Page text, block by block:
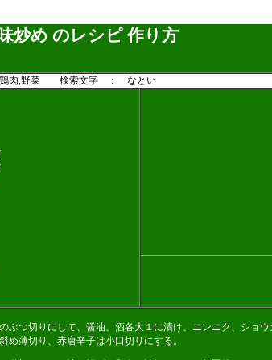
炒め のレシピ 作り方
肉,野菜 検索文字 ： なとい
ぶつ切りにして、醤油、酒各大１に漬け、ニンニク、ショウ
め薄切り、赤唐辛子は小口切りにする。